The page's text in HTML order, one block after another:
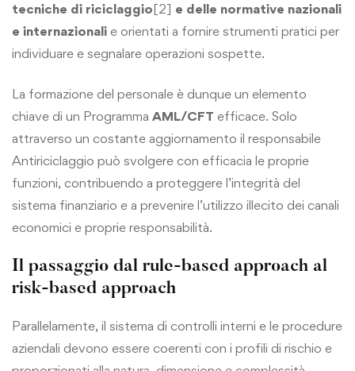
tecniche di riciclaggio[2] e delle normative nazionali
e internazionali e orientati a fornire strumenti pratici per
individuare e segnalare operazioni sospette.
La formazione del personale è dunque un elemento
chiave di un Programma AML/CFT efficace. Solo
attraverso un costante aggiornamento il responsabile
Antiriciclaggio può svolgere con efficacia le proprie
funzioni, contribuendo a proteggere l’integrità del
sistema finanziario e a prevenire l’utilizzo illecito dei canali
economici e proprie responsabilità.
Il passaggio dal rule-based approach al
risk-based approach
Parallelamente, il sistema di controlli interni e le procedure
aziendali devono essere coerenti con i profili di rischio e